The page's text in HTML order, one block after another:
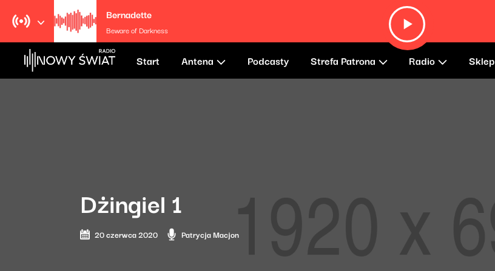
Bernadette
Beware of Darkness
Start Antena Podcasty Strefa Patrona Radio Sklep
Dżingiel 1
20 czerwca 2020 Patrycja Macjon